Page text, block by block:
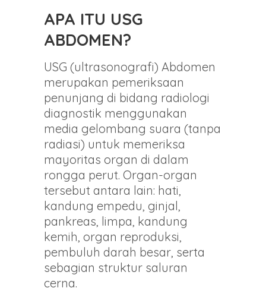
APA ITU USG
ABDOMEN?
USG (ultrasonografi) Abdomen
merupakan pemeriksaan
penunjang di bidang radiologi
diagnostik menggunakan
media gelombang suara (tanpa
radiasi) untuk memeriksa
mayoritas organ di dalam
rongga perut. Organ-organ
tersebut antara lain: hati,
kandung empedu, ginjal,
pankreas, limpa, kandung
kemih, organ reproduksi,
pembuluh darah besar, serta
sebagian struktur saluran
cerna.